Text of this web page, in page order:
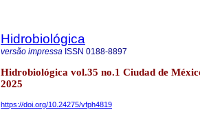
Hidrobiológica
versão impressa ISSN 0188-8897
Hidrobiológica vol.35 no.1 Ciudad de
2025
https://doi.org/10.24275/vfph4819